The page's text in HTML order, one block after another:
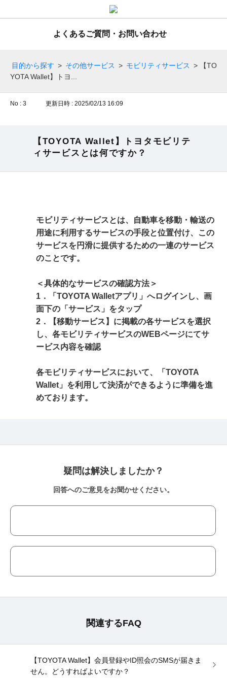
よくあるご質問・お問い合わせ
目的から探す > その他サービス > モビリティサービス >
【TO
YOTA Wallet】トヨ...
No : 3 更新日時 : 2025/02/13 16:09
【TOYOTA Wallet】トヨタモビリテ
ィサービスとは何ですか？
モビリティサービスとは、自動車を移動・輸送の
用途に利用するサービスの手段と位置付け、この
サービスを円滑に提供するための一連のサービス
のことです。
＜具体的なサービスの確認方法＞
1．「TOYOTA Walletアプリ」へログインし、画
面下の「サービス」をタップ
2．【移動サービス】に掲載の各サービスを選択
し、各モビリティサービスのWEBページにてサ
ービス内容を確認
各モビリティサービスにおいて、「TOYOTA
Wallet」を利用して決済ができるように準備を進
めております。
疑問は解決しましたか？
回答へのご意見をお聞かせください。
関連するFAQ
【TOYOTA Wallet】会員登録やID照会のSMSが届きま
せん。どうすればよいですか？